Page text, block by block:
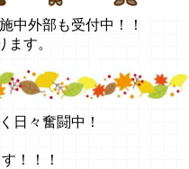
中外部も受付中！！
ます。
日々奮闘中！
！！！